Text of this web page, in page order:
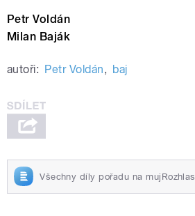
Petr Voldán
Milan Baják
autoři: Petr Voldán, baj
Všechny díly pořadu na mujRozhlas